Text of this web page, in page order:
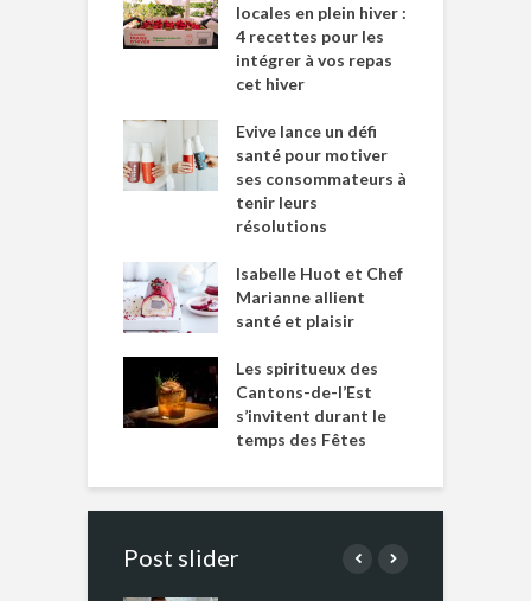
locales en plein hiver :
4 recettes pour les
intégrer à vos repas
cet hiver
Evive lance un défi
santé pour motiver
ses consommateurs à
tenir leurs
résolutions
Isabelle Huot et Chef
Marianne allient
santé et plaisir
Les spiritueux des
Cantons-de-l’Est
s’invitent durant le
temps des Fêtes
Post slider